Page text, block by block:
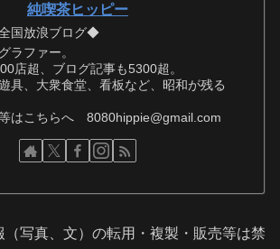
純喫茶ヒッピー
国放浪ブログ◆
ラファー。
店超、ブログ記事も5300超。
具、大衆食堂、看板など、昭和が残る
はこちらへ 8080hippie@gmail.com
写真、文）の転用・複製・販売等は禁